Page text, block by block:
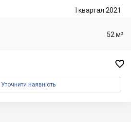
I квартал 2021
52 м²

Уточнити наявність